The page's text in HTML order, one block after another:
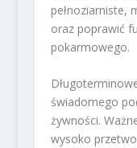
pełnoziarniste,
oraz poprawić
pokarmowego.
świadomego
żywności.
wysoko